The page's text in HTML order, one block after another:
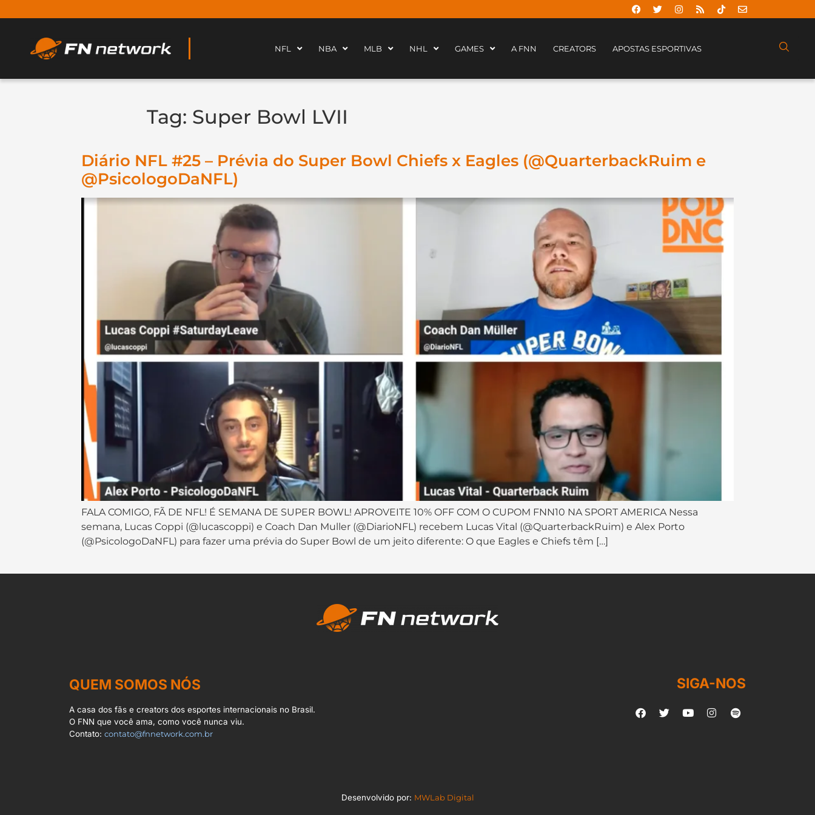
NFL NBA MLB NHL GAMES A FNN CREATORS APOSTAS ESPORTIVAS
Tag: Super Bowl LVII
Diário NFL #25 – Prévia do Super Bowl Chiefs x Eagles (@QuarterbackRuim e
@PsicologoDaNFL)
FALA COMIGO, FÃ DE NFL! É SEMANA DE SUPER BOWL! APROVEITE 10% OFF COM O CUPOM FNN10 NA SPORT AMERICA Nessa
semana, Lucas Coppi (@lucascoppi) e Coach Dan Muller (@DiarioNFL) recebem Lucas Vital (@QuarterbackRuim) e Alex Porto
(@PsicologoDaNFL) para fazer uma prévia do Super Bowl de um jeito diferente: O que Eagles e Chiefs têm […]
QUEM SOMOS NÓS
A casa dos fãs e creators dos esportes internacionais no Brasil.
O FNN que você ama, como você nunca viu.
Contato:contato@fnnetwork.com.br
SIGA-NOS
Desenvolvido por: MWLab Digital